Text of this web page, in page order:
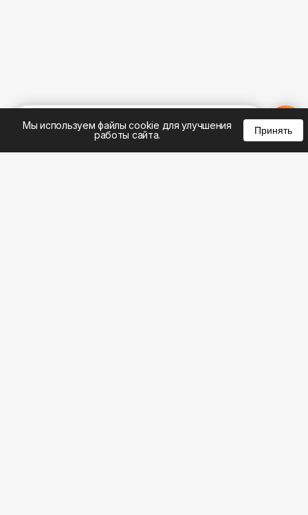
Мы используем файлы cookie для улучшения
работы сайта.
Принять